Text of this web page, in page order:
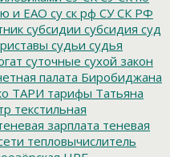
и ЕАО су ск рф СУ СК РФ
субсидии субсидия суд
судьи судья
суточные сухой закон
палата Биробиджана
ТАРИ тарифы Татьяна
текстильная
зарплата теневая
тепловычислитель